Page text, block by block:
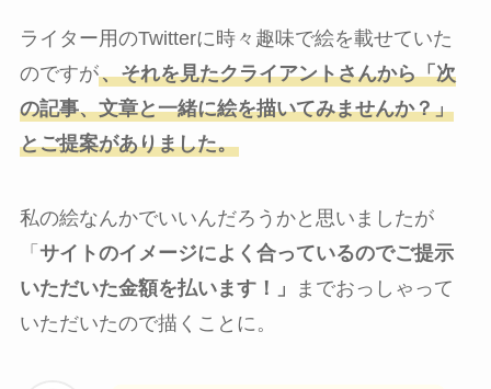
ライター用のTwitterに時々趣味で絵を載せていた
のですが、それを見たクライアントさんから「次
の記事、文章と一緒に絵を描いてみませんか？」
とご提案がありました。
私の絵なんかでいいんだろうかと思いましたが
「 サイトのイメージによく合っているのでご提示
いただいた金額を払います！」
までおっしゃって
いただいたので描くことに。